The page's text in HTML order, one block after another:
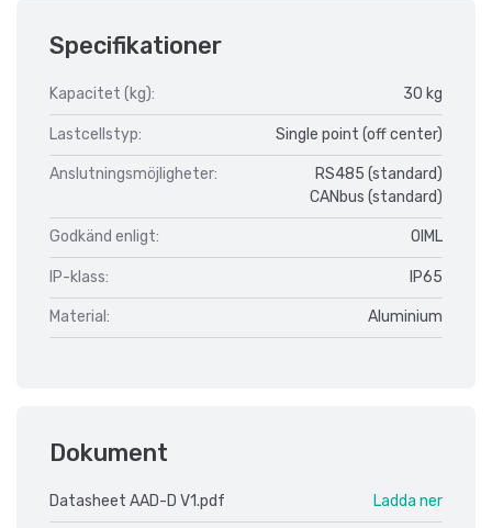
Specifikationer
Kapacitet (kg): 30 kg
Lastcellstyp: Single point (off center)
Anslutningsmöjligheter:
RS485 (standard)
CANbus (standard)
Godkänd enligt: OIML
IP-klass: IP65
Material: Aluminium
Dokument
Datasheet AAD-D V1.pdf Ladda ner